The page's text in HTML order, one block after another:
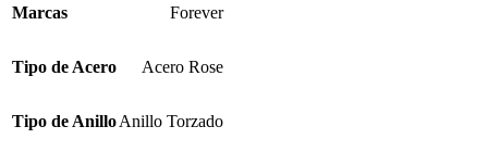
Marcas
Forever
Tipo de Acero Acero Rose
Tipo de AnilloAnillo Torzado